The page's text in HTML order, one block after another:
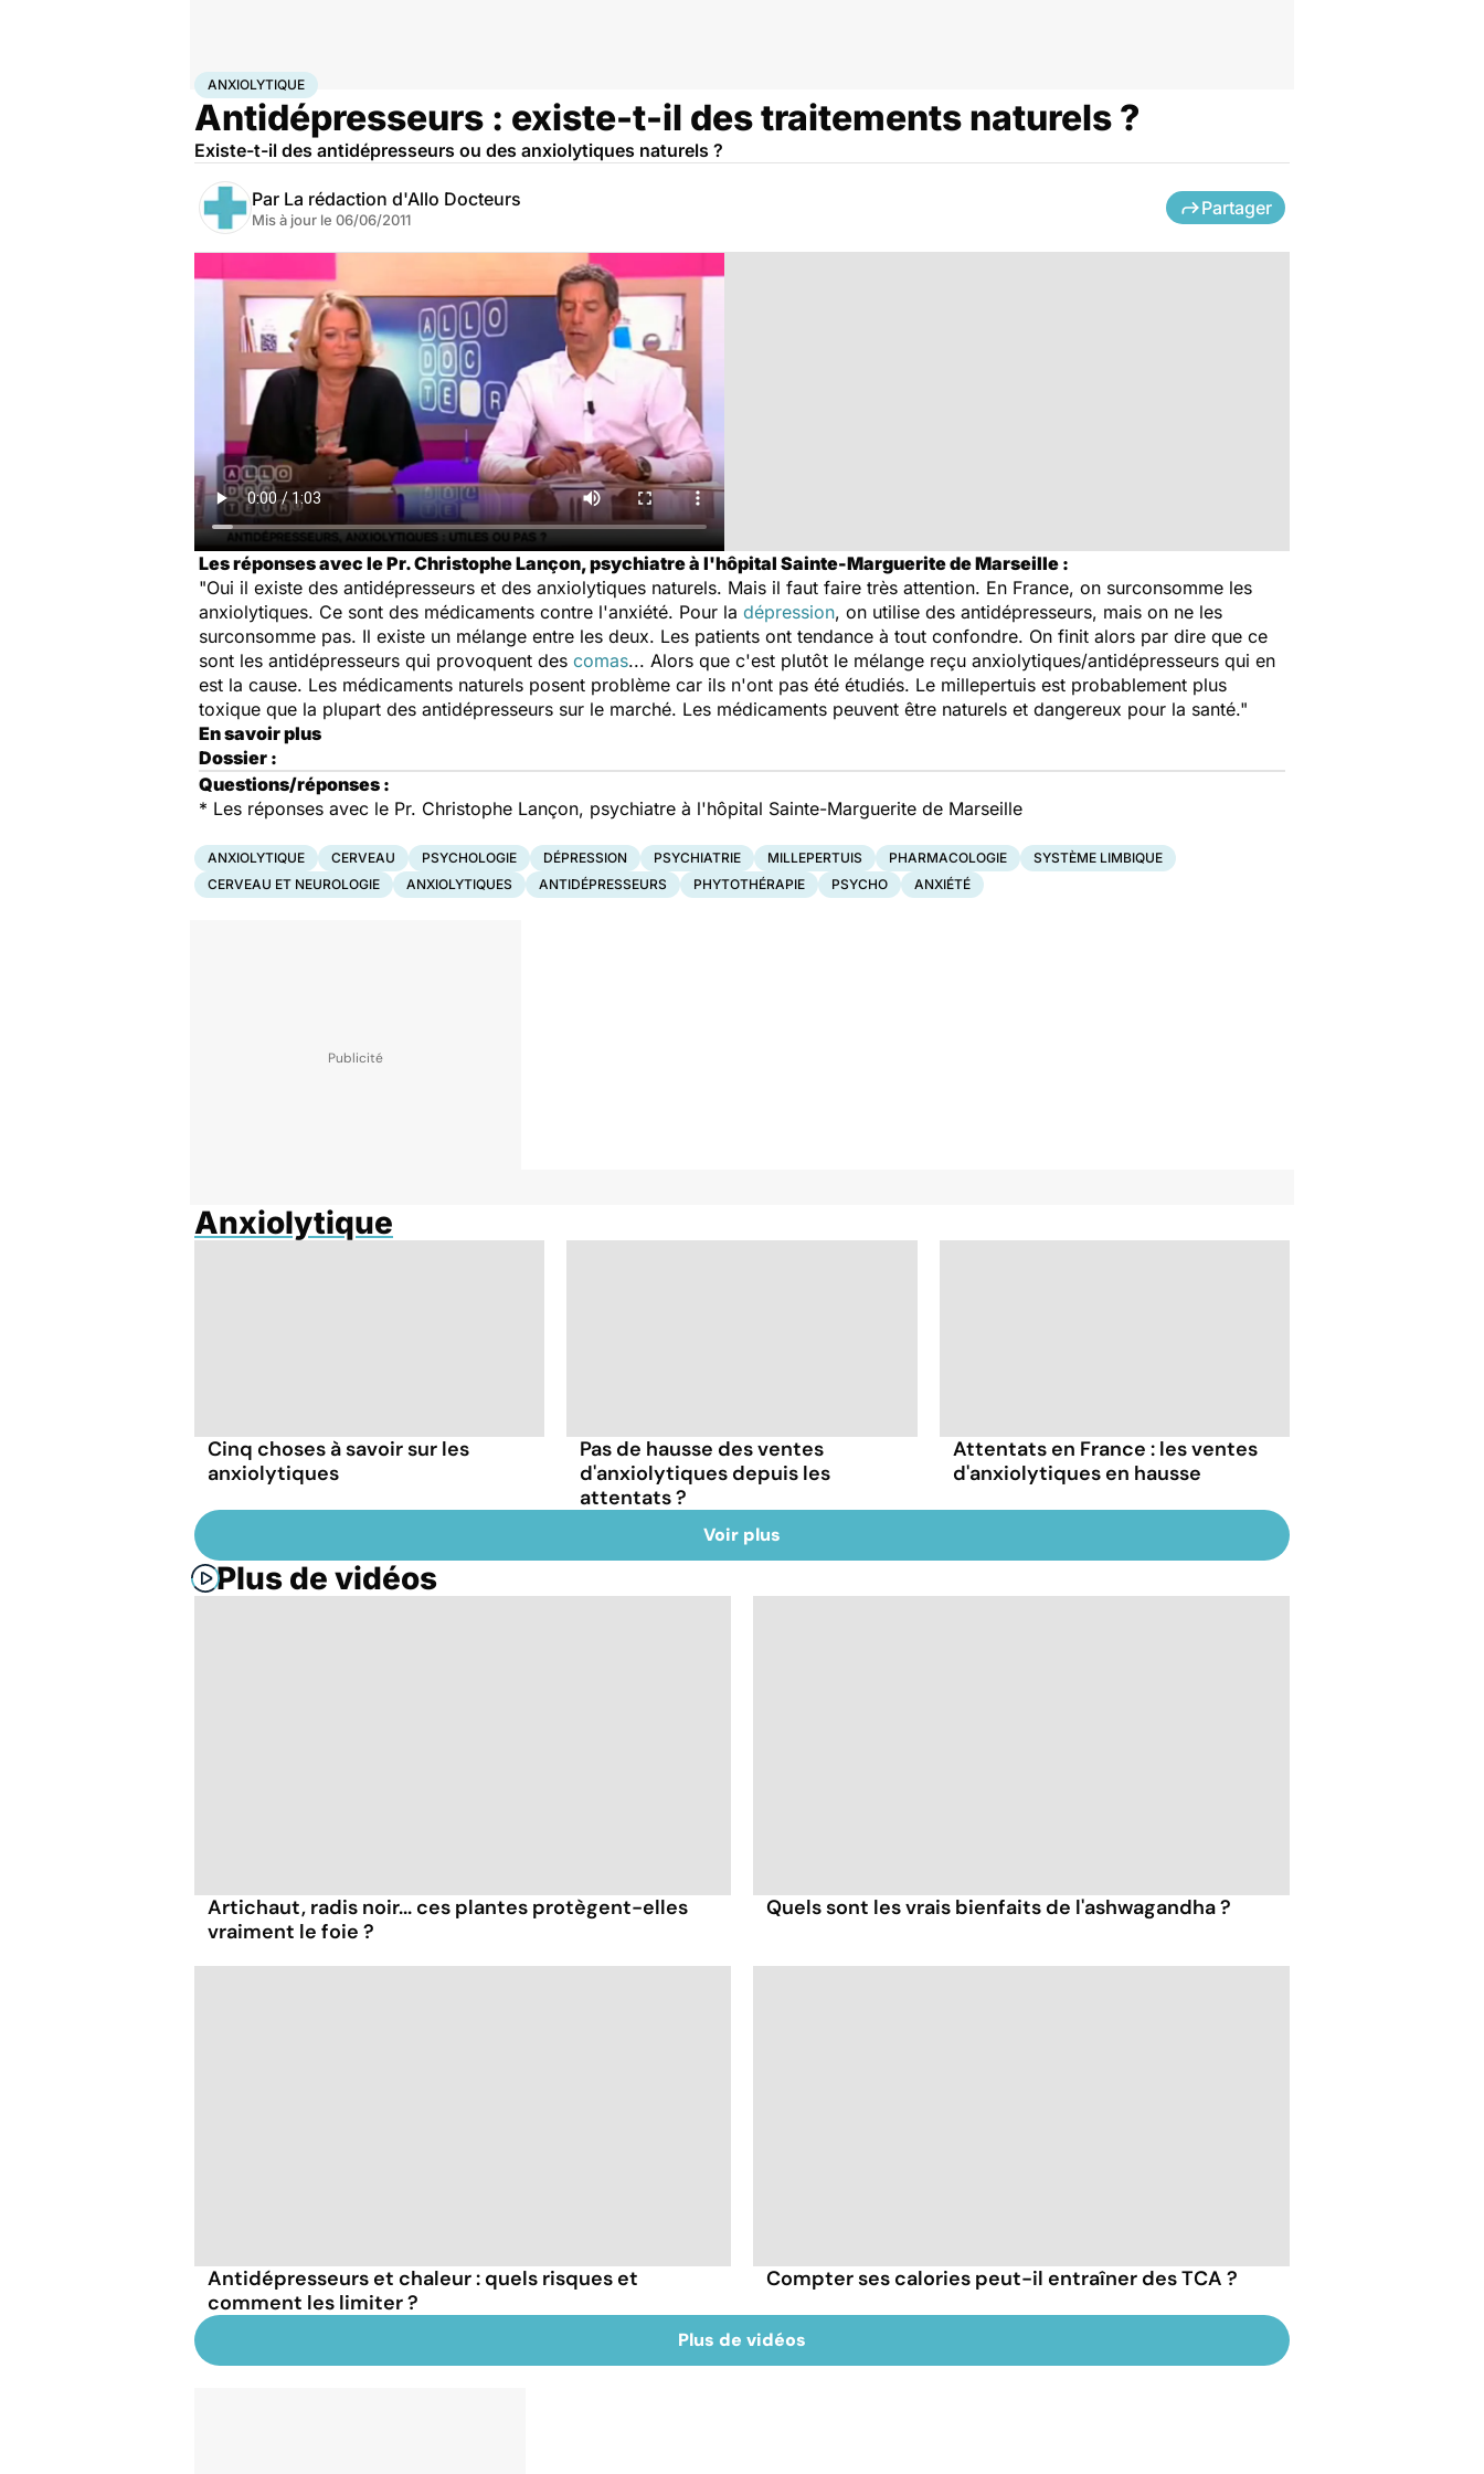
AccueilBien-êtrePsycho
ANXIOLYTIQUE
Antidépresseurs : existe-t-il des traitements naturels ?
Existe-t-il des antidépresseurs ou des anxiolytiques naturels ?
Par La rédaction d'Allo Docteurs
Mis à jour le 06/06/2011
Partager
Les réponses avec le Pr. Christophe Lançon, psychiatre à l'hôpital Sainte-Marguerite de Marseille :
"Oui il existe des antidépresseurs et des anxiolytiques naturels. Mais il faut faire très attention. En France, on surconsomme les
anxiolytiques. Ce sont des médicaments contre l'anxiété. Pour la dépression, on utilise des antidépresseurs, mais on ne les
surconsomme pas. Il existe un mélange entre les deux. Les patients ont tendance à tout confondre. On finit alors par dire que ce
sont les antidépresseurs qui provoquent des comas... Alors que c'est plutôt le mélange reçu anxiolytiques/antidépresseurs qui en
est la cause. Les médicaments naturels posent problème car ils n'ont pas été étudiés. Le millepertuis est probablement plus
toxique que la plupart des antidépresseurs sur le marché. Les médicaments peuvent être naturels et dangereux pour la santé."
En savoir plus
Dossier :
Questions/réponses :
* Les réponses avec le Pr. Christophe Lançon, psychiatre à l'hôpital Sainte-Marguerite de Marseille
ANXIOLYTIQUE CERVEAU PSYCHOLOGIE DÉPRESSION PSYCHIATRIE MILLEPERTUIS PHARMACOLOGIE
SYSTÈME LIMBIQUE
CERVEAU ET NEUROLOGIE
ANXIOLYTIQUES ANTIDÉPRESSEURS PHYTOTHÉRAPIE PSYCHO ANXIÉTÉ
Anxiolytique
Cinq choses à savoir sur les
anxiolytiques
Pas de hausse des ventes
d'anxiolytiques depuis les
attentats ?
Attentats en France : les ventes
d'anxiolytiques en hausse
Voir plus
Plus de vidéos
Artichaut, radis noir... ces plantes protègent-elles
vraiment le foie ?
Quels sont les vrais bienfaits de l'ashwagandha ?
Antidépresseurs et chaleur : quels risques et
comment les limiter ?
Compter ses calories peut-il entraîner des TCA ?
Plus de vidéos